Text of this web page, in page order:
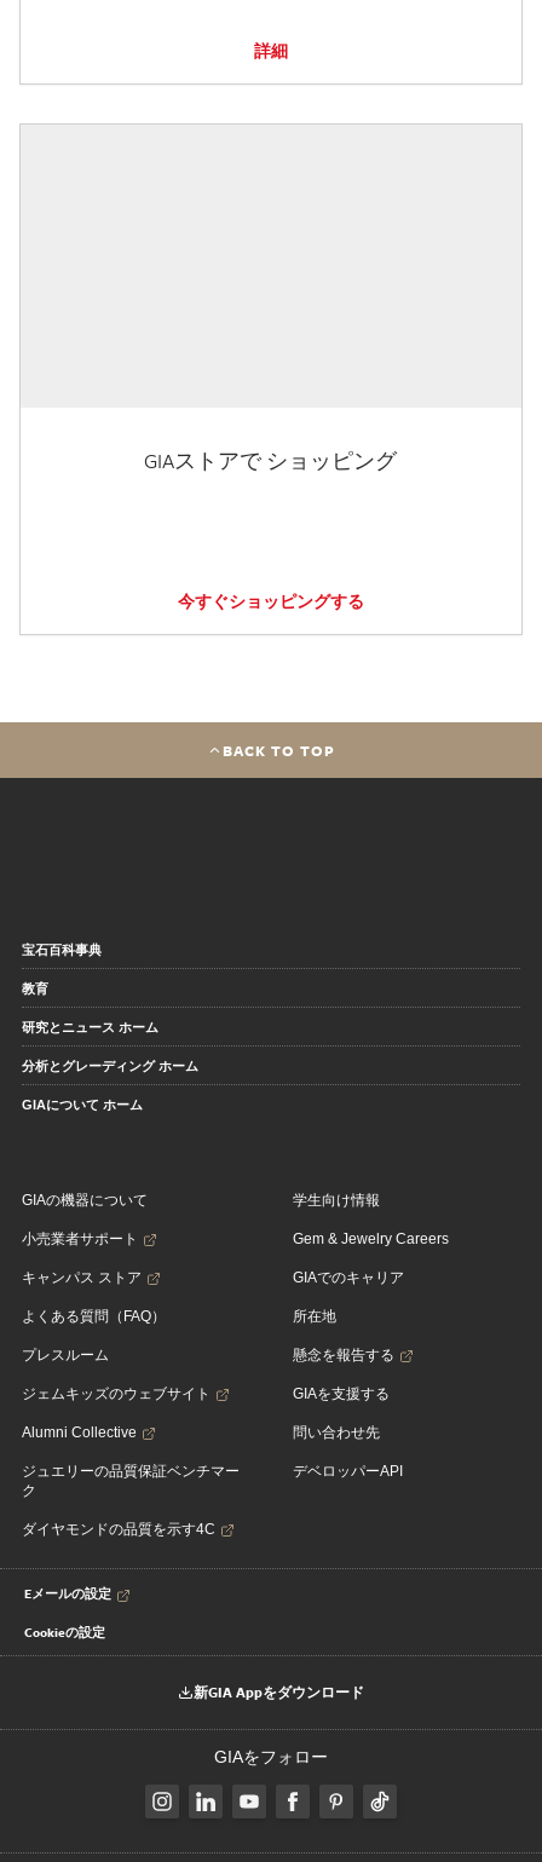
詳細
GIAストアで ショッピング
今すぐショッピングする
BACK TO TOP
宝石百科事典
教育
研究とニュース ホーム
分析とグレーディング ホーム
GIAについて ホーム
GIAの機器について
小売業者サポート
キャンパス ストア
よくある質問（FAQ）
プレスルーム
ジェムキッズのウェブサイト
Alumni Collective
ジュエリーの品質保証ベンチマー
ク
ダイヤモンドの品質を示す4C
学生向け情報
Gem & Jewelry Careers
GIAでのキャリア
所在地
懸念を報告する
GIAを支援する
問い合わせ先
デベロッパーAPI
Eメールの設定
Cookieの設定
新GIA Appをダウンロード
GIAをフォロー